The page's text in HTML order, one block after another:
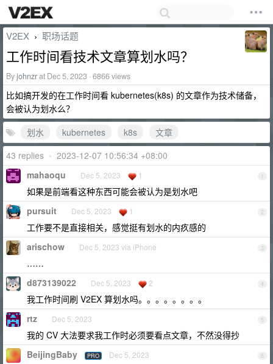
V2EX › 职场话题
工作时间看技术文章算划水吗？
Byjohnzrat Dec 5, 2023 · 6866 views
比如搞开发的在工作时间看 kubernetes(k8s) 的文章作为技术储备，
会被认为划水么？
划水
kubernetes k8s
文章
43 replies • 2023-12-07 10:56:34 +08:00
1
mahaoqu Dec 5, 2023 1
如果是前端看这种东西可能会被认为是划水吧
2
pursuit Dec 5, 2023 1
工作要不是直接相关，感觉挺有划水的内疚感的
3
arischow Dec 5, 2023 via iPhone
……
4
d873139022 Dec 5, 2023 2
我工作时间刷 V2EX 算划水吗。。。。。。。。
5
rtz Dec 5, 2023
我的 CV 大法要求我工作时必须要看点文章，不然没得抄
6
BeijingBaby PRO Dec 5, 2023